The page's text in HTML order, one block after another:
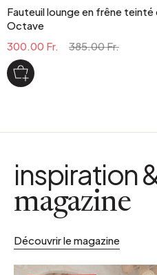
Fauteuil lounge en frêne
Octave
300.00 Fr.
385.00 Fr.
inspiration
magazine
Découvrir le magazine